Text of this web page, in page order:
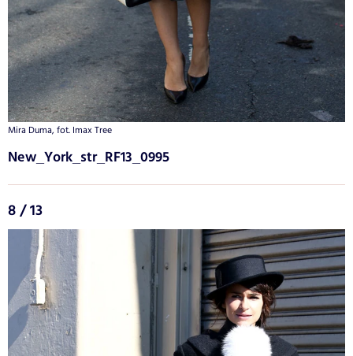
Mira Duma, fot. Imax Tree
New_York_str_RF13_0995
8 / 13